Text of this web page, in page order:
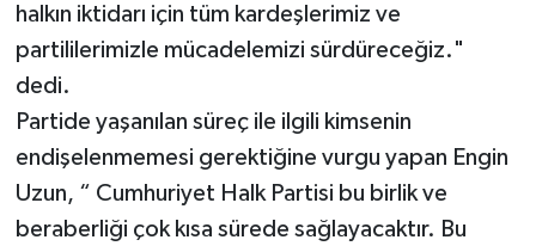
halkın iktidarı için tüm kardeşlerimiz ve
partililerimizle mücadelemizi sürdüreceğiz."
dedi.
Partide yaşanılan süreç ile ilgili kimsenin
endişelenmemesi gerektiğine vurgu yapan Engin
Uzun, “ Cumhuriyet Halk Partisi bu birlik ve
beraberliği çok kısa sürede sağlayacaktır. Bu